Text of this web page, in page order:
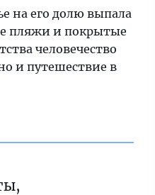
на его долю выпала
пляжи и покрытые
человечество
и путешествие в